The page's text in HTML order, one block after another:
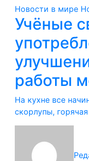
Новости в мире
Учёные
работы
На кухне все
скорлупы,